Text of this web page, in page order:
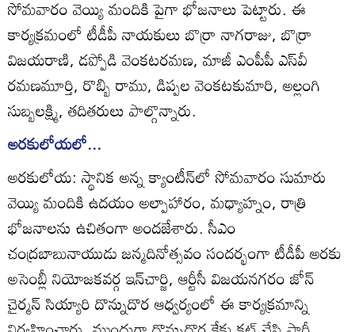
సోమవారం వెయ్యి మందికి పైగా భోజనాలు పెట్టారు. ఈ
కార్యక్రమంలో టీడీపీ నాయకులు బొర్రా నాగరాజు, బొర్రా
విజయరాణి, డప్పోడి వెంకటరమణ, మాజీ ఎంపీపీ ఎస్‌వీ
రమణమూర్తి, రొబ్బి రాము, డిప్పల వెంకటకుమారి, అల్లంగి
సుబ్బలక్ష్మి, తదితరులు పాల్గొన్నారు.
అరకులోయలో...
అరకులోయ: స్థానిక అన్న క్యాంటీన్‌లో సోమవారం సుమారు
వెయ్యి మందికి ఉదయం అల్పాహారం, మధ్యాహ్నం, రాత్రి
భోజనాలను ఉచితంగా అందజేశారు. సీఎం
చంద్రబాబునాయుడు జన్మదినోత్సవం సందర్భంగా టీడీపీ అరకు
అసెంబ్లీ నియోజకవర్గ ఇన్‌చార్జి, ఆర్టీసీ విజయనగరం జోన్‌
చైర్మన్‌ సియ్యారి దొన్నుదొర ఆధ్వర్యంలో ఈ కార్యక్రమాన్ని